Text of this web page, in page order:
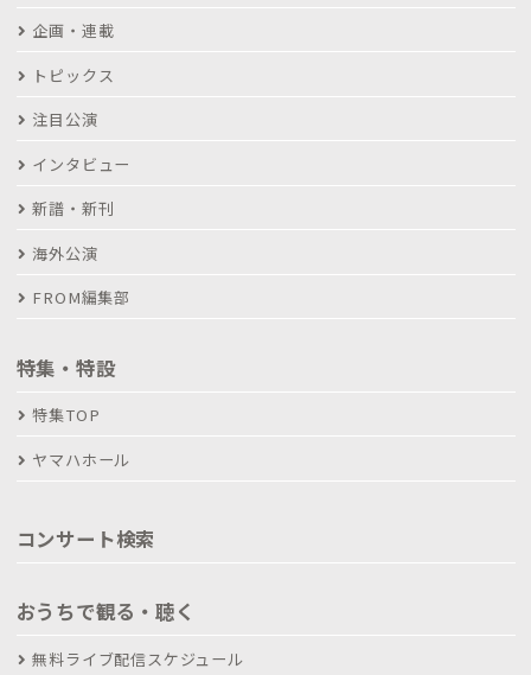
企画・連載
トピックス
注目公演
インタビュー
新譜・新刊
海外公演
FROM編集部
特集・特設
特集TOP
ヤマハホール
コンサート検索
おうちで観る・聴く
無料ライブ配信スケジュール